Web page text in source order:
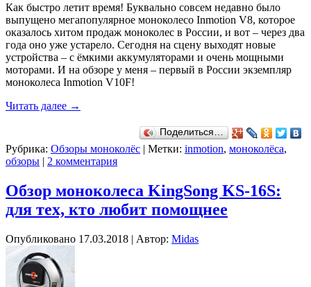
Как быстро летит время! Буквально совсем недавно было
выпущено мегапопулярное моноколесо Inmotion V8, которое
оказалось хитом продаж моноколес в России, и вот – через два
года оно уже устарело. Сегодня на сцену выходят новые
устройства – с ёмкими аккумуляторами и очень мощными
моторами. И на обзоре у меня – первый в России экземпляр
моноколеса Inmotion V10F!
Читать далее →
Поделиться…
Рубрика: Обзоры моноколёс | Метки: inmotion, моноколёса,
обзоры | 2 комментария
Обзор моноколеса KingSong KS-16S:
для тех, кто любит помощнее
Опубликовано 17.03.2018 | Автор: Midas